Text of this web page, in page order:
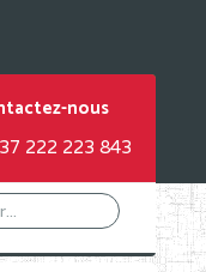
nous
222 223 843